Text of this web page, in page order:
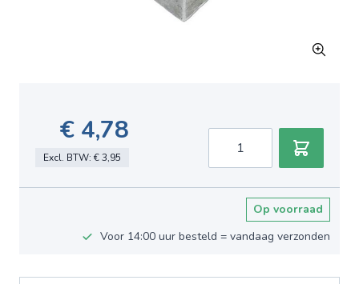
€ 4,78
Excl. BTW: € 3,95
Op voorraad
Voor 14:00 uur besteld = vandaag verzonden